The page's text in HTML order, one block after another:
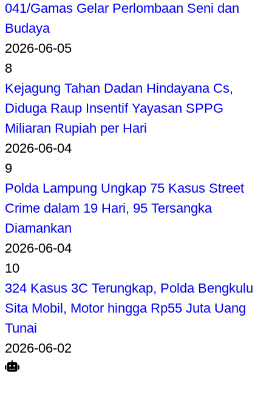
041/Gamas Gelar Perlombaan Seni dan
Budaya
2026-06-05
8
Kejagung Tahan Dadan Hindayana Cs,
Diduga Raup Insentif Yayasan SPPG
Miliaran Rupiah per Hari
2026-06-04
9
Polda Lampung Ungkap 75 Kasus Street
Crime dalam 19 Hari, 95 Tersangka
Diamankan
2026-06-04
10
324 Kasus 3C Terungkap, Polda Bengkulu
Sita Mobil, Motor hingga Rp55 Juta Uang
Tunai
2026-06-02